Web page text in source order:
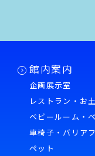
館内案内
企画展示室
レストラン・お
ベビールーム・
車椅子・バリア
ペット